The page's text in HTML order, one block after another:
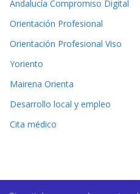
Andalucía Compromiso Digital
Orientación Profesional
Orientación Profesional Viso
Yoriento
Mairena Orienta
Desarrollo local y empleo
Cita médico